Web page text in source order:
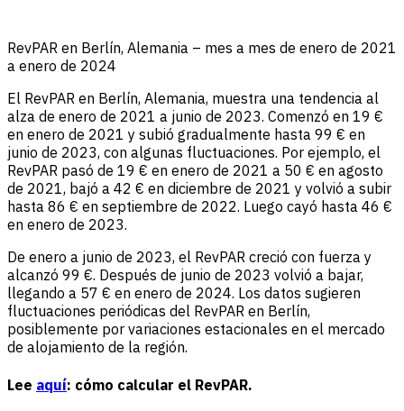
RevPAR en Berlín, Alemania – mes a mes de enero de 2021
a enero de 2024
El RevPAR en Berlín, Alemania, muestra una tendencia al
alza de enero de 2021 a junio de 2023. Comenzó en 19 €
en enero de 2021 y subió gradualmente hasta 99 € en
junio de 2023, con algunas fluctuaciones. Por ejemplo, el
RevPAR pasó de 19 € en enero de 2021 a 50 € en agosto
de 2021, bajó a 42 € en diciembre de 2021 y volvió a subir
hasta 86 € en septiembre de 2022. Luego cayó hasta 46 €
en enero de 2023.
De enero a junio de 2023, el RevPAR creció con fuerza y
alcanzó 99 €. Después de junio de 2023 volvió a bajar,
llegando a 57 € en enero de 2024. Los datos sugieren
fluctuaciones periódicas del RevPAR en Berlín,
posiblemente por variaciones estacionales en el mercado
de alojamiento de la región.
Lee aquí: cómo calcular el RevPAR.